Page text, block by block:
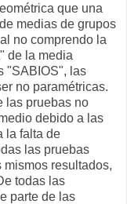
que una
medias de grupos
no comprendo la
de la media
"SABIOS", las
no paramétricas.
las pruebas no
debido a las
la falta de
las pruebas
mismos resultados,
todas las
parte de las